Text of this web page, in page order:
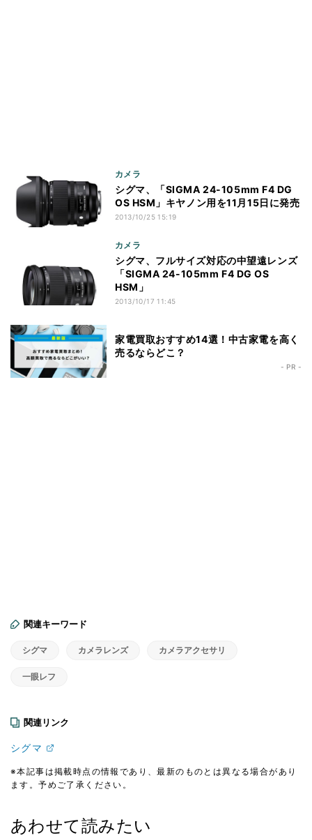
カメラ
シグマ、「SIGMA 24-105mm F4 DG
OS HSM」キヤノン用を11月15日に発売
2013/10/25 15:19
カメラ
シグマ、フルサイズ対応の中望遠レンズ
「SIGMA 24-105mm F4 DG OS
HSM」
2013/10/17 11:45
家電買取おすすめ14選！中古家電を高く
売るならどこ？
- PR -
関連キーワード
シグマ カメラレンズ カメラアクセサリ
一眼レフ
関連リンク
シグマ
※本記事は掲載時点の情報であり、最新のものとは異なる場合があり
ます。予めご了承ください。
あわせて読みたい